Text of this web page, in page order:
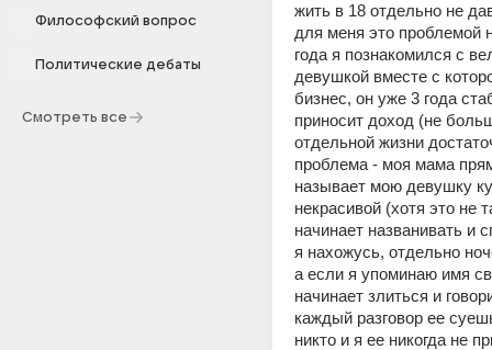
Философский вопрос
Политические дебаты
Смотреть все
жить в 18 отдельно не
для меня это проблемой
года я познакомился с
девушкой вместе с
бизнес, он уже 3 года
приносит доход (не
отдельной жизни
проблема - моя мама
называет мою девушку
некрасивой (хотя это не
начинает названивать и
я нахожусь, отдельно
а если я упоминаю имя
начинает злиться и
каждый разговор ее
никто и я ее никогда не